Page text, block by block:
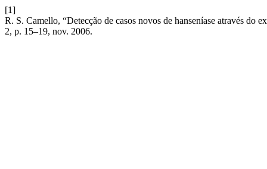
[1]
R. S. Camello, “Detecção de casos novos de hanseníase através do
2, p. 15–19, nov. 2006.